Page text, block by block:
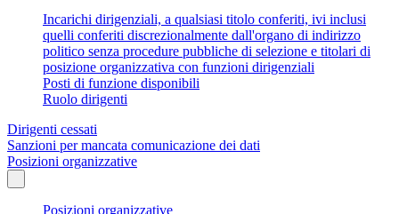
Incarichi dirigenziali, a qualsiasi titolo conferiti, ivi inclusi
quelli conferiti discrezionalmente dall'organo di indirizzo
politico senza procedure pubbliche di selezione e titolari di
posizione organizzativa con funzioni dirigenziali
Posti di funzione disponibili
Ruolo dirigenti
Dirigenti cessati
Sanzioni per mancata comunicazione dei dati
Posizioni organizzative
Posizioni organizzative